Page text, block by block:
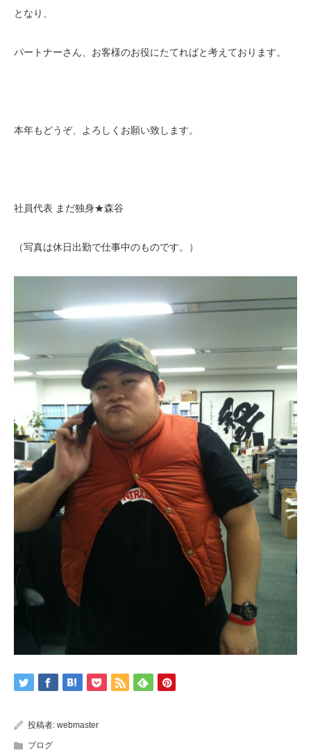
となり、
パートナーさん、お客様のお役にたてればと考えております。
本年もどうぞ、よろしくお願い致します。
社員代表 まだ独身★森谷
（写真は休日出勤で仕事中のものです。）
投稿者: webmaster
ブログ